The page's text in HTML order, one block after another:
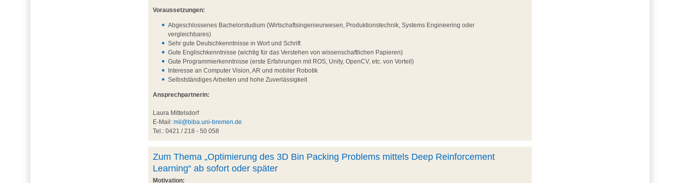
Voraussetzungen:
Abgeschlossenes Bachelorstudium (Wirtschaftsingenieurwesen, Produktionstechnik, Systems Engineering oder
vergleichbares)
Sehr gute Deutschkenntnisse in Wort und Schrift
Gute Englischkenntnisse (wichtig für das Verstehen von wissenschaftlichen Papieren)
Gute Programmierkenntnisse (erste Erfahrungen mit ROS, Unity, OpenCV, etc. von Vorteil)
Interesse an Computer Vision, AR und mobiler Robotik
Selbstständiges Arbeiten und hohe Zuverlässigkeit
Ansprechpartnerin:
Laura Mittelsdorf
E-Mail:mil@biba.uni-bremen.de
Tel.: 0421 / 218 - 50 058
Zum Thema „Optimierung des 3D Bin Packing Problems mittels Deep Reinforcement
Learning“ ab sofort oder später
Motivation: